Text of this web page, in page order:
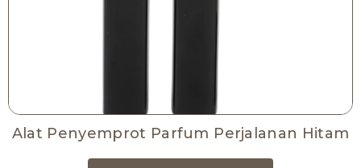
Alat Penyemprot Parfum Perjalanan Hitam